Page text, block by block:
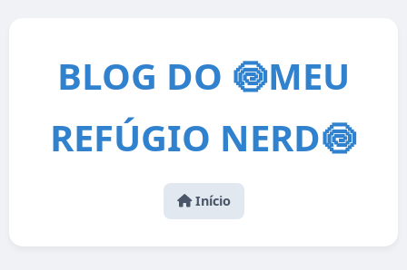
BLOG DO 🍥MEU
REFÚGIO NERD🍥
Início